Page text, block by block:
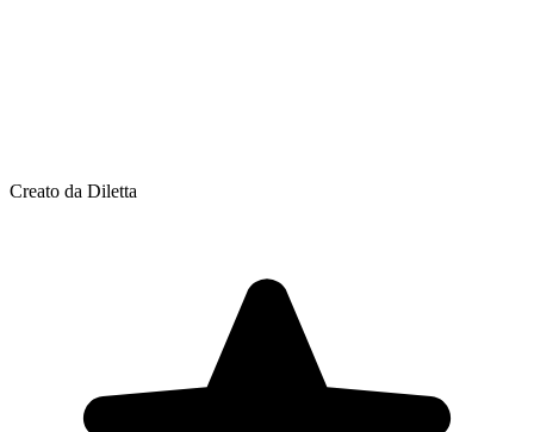
Creato da Diletta